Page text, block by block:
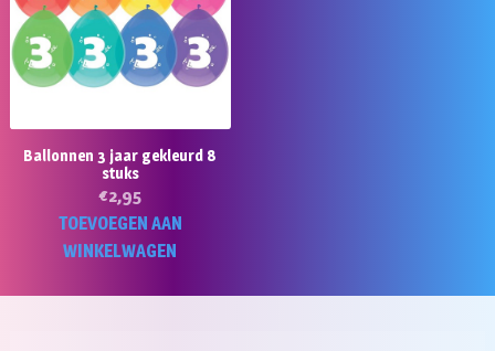
Ballonnen 3 jaar gekleurd 8
stuks
€2,95
TOEVOEGEN AAN
WINKELWAGEN